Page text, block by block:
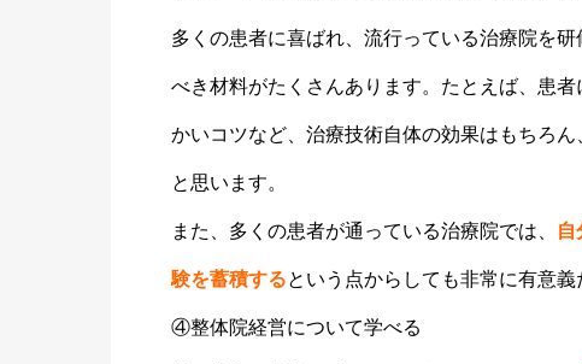
多くの患者に喜ばれ、流行っている治療院を
べき材料がたくさんあります。たとえば、患
かいコツなど、治療技術自体の効果はもちろ
と思います。
また、多くの患者が通っている治療院では、 自
験を蓄積するという点からしても非常に有意義
④整体院経営について学べる